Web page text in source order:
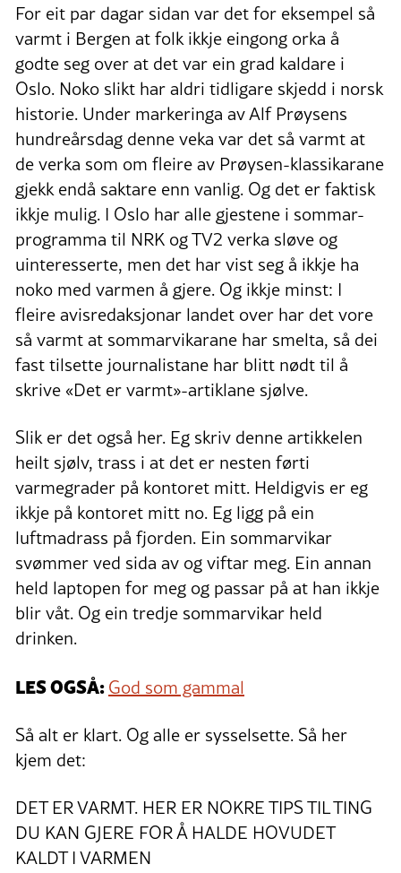
For eit par dagar sidan var det for eksempel så
varmt i Bergen at folk ikkje eingong orka å
godte seg over at det var ein grad kaldare i
Oslo. Noko slikt har aldri tidligare skjedd i norsk
historie. Under markeringa av Alf Prøysens
hundreårsdag denne veka var det så varmt at
de verka som om fleire av Prøysen-klassikarane
gjekk endå saktare enn vanlig. Og det er faktisk
ikkje mulig. I Oslo har alle gjestene i sommar-
programma til NRK og TV2 verka sløve og
uinteresserte, men det har vist seg å ikkje ha
noko med varmen å gjere. Og ikkje minst: I
fleire avisredaksjonar landet over har det vore
så varmt at sommarvikarane har smelta, så dei
fast tilsette journalistane har blitt nødt til å
skrive «Det er varmt»-artiklane sjølve.
Slik er det også her. Eg skriv denne artikkelen
heilt sjølv, trass i at det er nesten førti
varmegrader på kontoret mitt. Heldigvis er eg
ikkje på kontoret mitt no. Eg ligg på ein
luftmadrass på fjorden. Ein sommarvikar
svømmer ved sida av og viftar meg. Ein annan
held laptopen for meg og passar på at han ikkje
blir våt. Og ein tredje sommarvikar held
drinken.
LES OGSÅ:God som gammal
Så alt er klart. Og alle er sysselsette. Så her
kjem det:
DET ER VARMT. HER ER NOKRE TIPS TIL TING
DU KAN GJERE FOR Å HALDE HOVUDET
KALDT I VARMEN